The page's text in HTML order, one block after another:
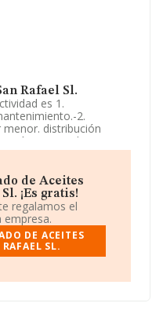
Rafael Sl.
es 1.
2.
distribución
especialmente
cnae numero
La sociedad
como Sociedad
al por mayor de
y grasas
de importación y/o
Molino De San Rafael
de Aceites
¡Es gratis!
regalamos el
DE ACEITES
SL.